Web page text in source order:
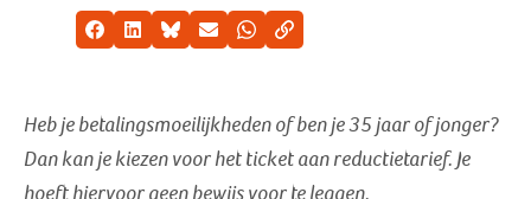
Facebook
LinkedInBlueskyE-mailWhatsappKopieer link
Heb je betalingsmoeilijkheden of ben je 35 jaar of jonger?
Dan kan je kiezen voor het ticket aan reductietarief. Je
hoeft hiervoor geen bewijs voor te leggen.